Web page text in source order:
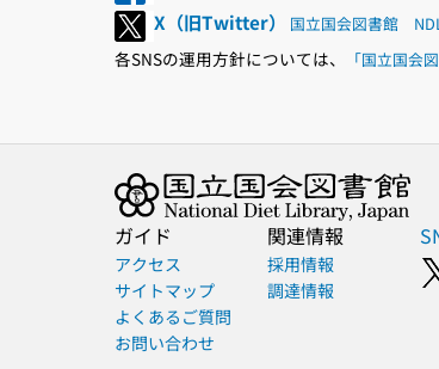
X（旧Twitter） 国立国会図書館
各SNSの運用方針については、 「国立国会
ガイド
アクセス
サイトマップ
よくあるご質問
お問い合わせ
関連情報
採用情報
調達情報